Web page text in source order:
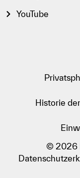
YouTube
Historie
© 2026